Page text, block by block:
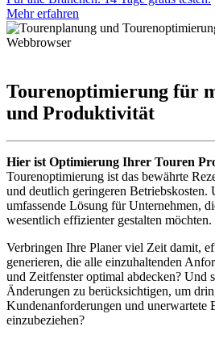
Mehr erfahren
Tourenoptimierung für
und Produktivität
Hier ist Optimierung Ihrer Touren
Tourenoptimierung ist das bewährte
und deutlich geringeren Betriebskosten.
umfassende Lösung für Unternehmen,
wesentlich effizienter gestalten möchten.
Verbringen Ihre Planer viel Zeit damit,
generieren, die alle einzuhaltenden
und Zeitfenster optimal abdecken? Und
Änderungen zu berücksichtigen, um
Kundenanforderungen und unerwartete
einzubeziehen?